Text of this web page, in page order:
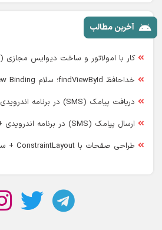
آخرین مطالب
کار با امولاتور و ساخت دیوایس مجازی (AVD)
خداحافظ findViewById؛ سلام View Binding
دریافت پیامک (SMS) در برنامه اندرویدی + سورس پروژه
ارسال پیامک (SMS) در برنامه اندرویدی + سورس پروژه
طراحی صفحات با ConstraintLayout + سورس پروژه